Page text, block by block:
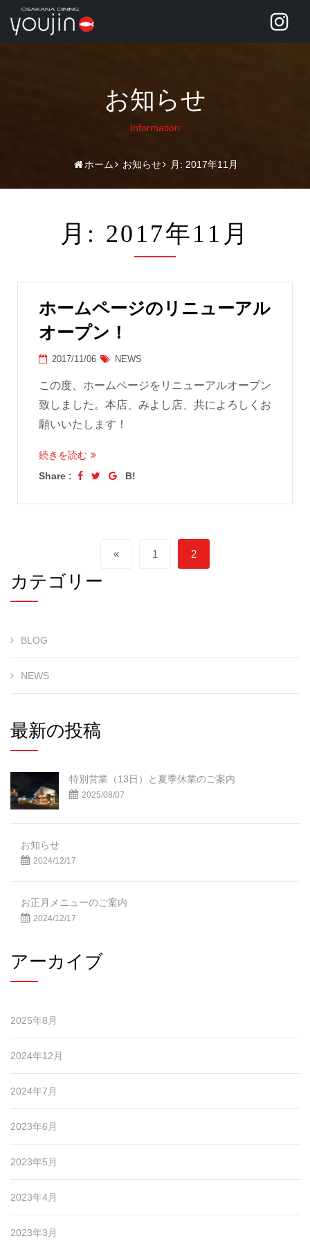
お知らせ
Information
ホーム お知らせ 月: 2017年11月
月: 2017年11月
ホームページのリニューアル
オープン！
2017/11/06 NEWS
この度、ホームページをリニューアルオープン
致しました。本店、みよし店、共によろしくお
願いいたします！
続きを読む
Share :
B!
« 1 2
カテゴリー
BLOG
NEWS
最新の投稿
特別営業（13日）と夏季休業のご案内
2025/08/07
お知らせ
2024/12/17
お正月メニューのご案内
2024/12/17
アーカイブ
2025年8月
2024年12月
2024年7月
2023年6月
2023年5月
2023年4月
2023年3月